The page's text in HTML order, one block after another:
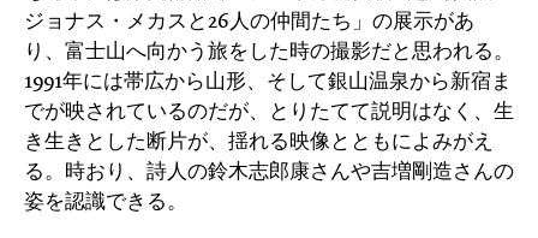
ジョナス・メカスと26人の仲間たち」の展示があ
り、富士山へ向かう旅をした時の撮影だと思われる。
1991年には帯広から山形、そして銀山温泉から新宿ま
でが映されているのだが、とりたてて説明はなく、生
き生きとした断片が、揺れる映像とともによみがえ
る。時おり、詩人の鈴木志郎康さんや吉増剛造さんの
姿を認識できる。